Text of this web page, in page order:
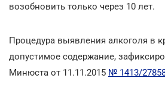
возобновить только через 10 лет.
Процедура выявления алкоголя в
допустимое содержание,
Минюста от 11.11.2015 № 1413/